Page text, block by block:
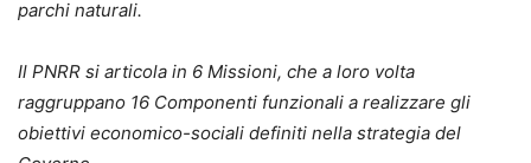
parchi naturali.
Il PNRR si articola in 6 Missioni, che a loro volta
raggruppano 16 Componenti funzionali a realizzare gli
obiettivi economico-sociali definiti nella strategia del